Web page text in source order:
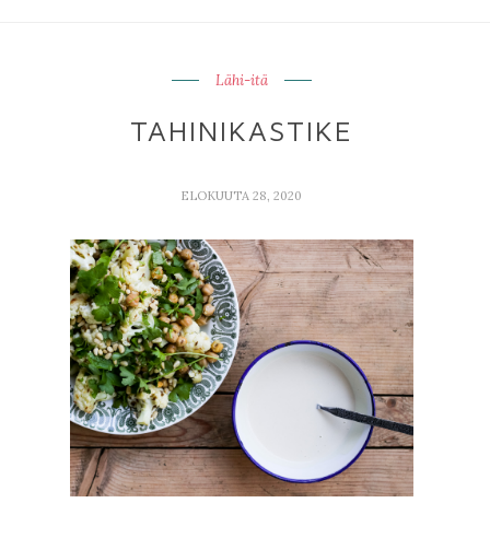
Lähi-itä
TAHINIKASTIKE
ELOKUUTA 28, 2020